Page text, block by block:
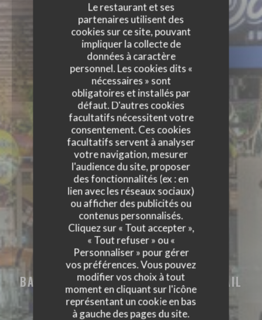
Le restaurant et ses
partenaires utilisent des
cookies sur ce site, pouvant
impliquer la collecte de
données à caractère
personnel. Les cookies dits «
nécessaires » sont
obligatoires et installés par
défaut. D'autres cookies
facultatifs nécessitent votre
consentement. Ces cookies
facultatifs servent à analyser
votre navigation, mesurer
l'audience du site, proposer
des fonctionnalités (ex : en
lien avec les réseaux sociaux)
ou afficher des publicités ou
contenus personnalisés.
Cliquez sur « Tout accepter »,
« Tout refuser » ou «
Personnaliser » pour gérer
vos préférences. Vous pouvez
modifier vos choix à tout
moment en cliquant sur l'icône
représentant un cookie en bas
à gauche des pages du site.
BAMBOCHE GUINGUETTE
BAR BRASSERIE RESTAURANT COCKTAIL
TERRASSE PLEIN SUD
|BREST